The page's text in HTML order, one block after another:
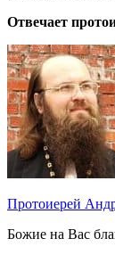
Отвечает
Протоиерей
Божие на Вас